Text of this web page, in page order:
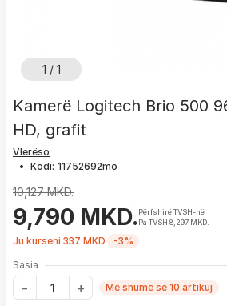
1 / 1
Kamerë Logitech Brio 500
HD, grafit
Vlerëso
• Kodi:
10,127 MKD.
9,790 MKD.Përfshirë TVSH-në
Pa TVSH 8,297 MKD.
Ju kurseni 337 MKD.
-3%
Sasia
Më shumë se 10 artikuj